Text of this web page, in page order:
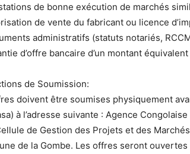
de bonne exécution de marchés
de vente du fabricant ou licence
administratifs (statuts notariés,
d’offre bancaire d’un montant
de Soumission:
doivent être soumises physiquement
à l’adresse suivante : Agence
de Gestion des Projets et des
de la Gombe. Les offres seront